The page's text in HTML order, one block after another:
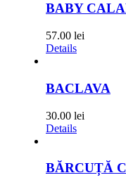
BABY
57.00 lei
Details
BACLAVA
30.00 lei
Details
BĂRCUȚĂ